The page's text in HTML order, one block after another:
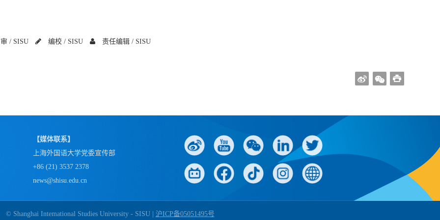
/ SISU 编校 / SISU 责任编辑 / SISU
【媒体联系】
上海外国语大学党委宣传部
+86 (21) 3537 2378
news@shisu.edu.cn
© Shanghai Intemational Studies University - SISU | 沪ICP备05051495号